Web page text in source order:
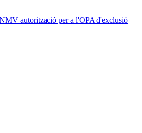
autorització per a l'OPA d'exclusió